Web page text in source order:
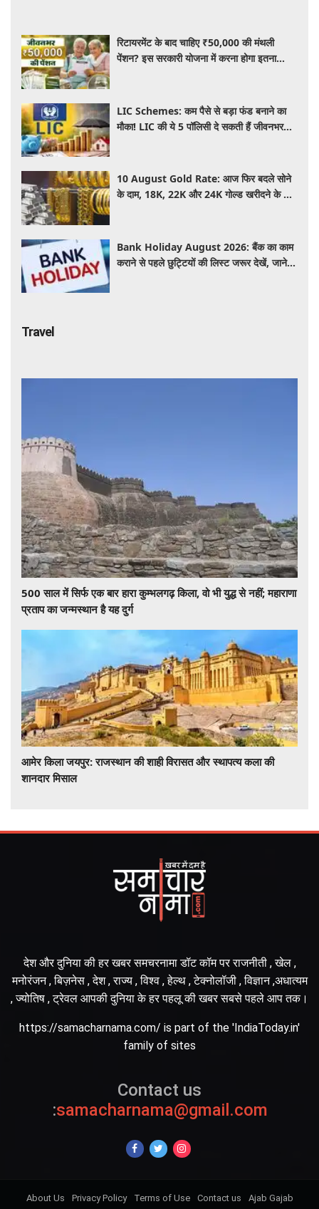
रिटायरमेंट के बाद चाहिए ₹50,000 की मंथली
पेंशन? इस सरकारी योजना में करना होगा इतना
LIC Schemes: कम पैसे से बड़ा फंड बनाने का
मौका! LIC की ये 5 पॉलिसी दे सकती हैं जीवनभर
10 August Gold Rate: आज फिर बदले सोने
के दाम, 18K, 22K और 24K गोल्ड खरीदने के लिए
Bank Holiday August 2026: बैंक का काम
कराने से पहले छुट्टियों की लिस्ट जरूर देखें, जाने
Travel
500 साल में सिर्फ एक बार हारा कुम्भलगढ़ किला, वो भी युद्ध से नहीं; महाराणा
प्रताप का जन्मस्थान है यह दुर्ग
आमेर किला जयपुर: राजस्थान की शाही विरासत और स्थापत्य कला की
शानदार मिसाल
देश और दुनिया की हर खबर समचरनामा डॉट कॉम पर राजनीती , खेल ,
मनोरंजन , बिज़नेस , देश , राज्य , विश्व , हेल्थ , टेक्नोलॉजी , विज्ञान ,अधात्यम
, ज्योतिष , ट्रेवल आपकी दुनिया के हर पहलू की खबर सबसे पहले आप तक।
https://samacharnama.com/ is part of the 'IndiaToday.in'
family of sites
Contact us
:samacharnama@gmail.com
About Us Privacy Policy Terms of Use Contact us Ajab Gajab